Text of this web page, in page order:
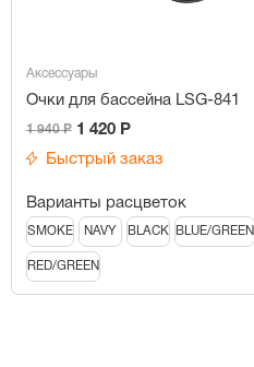
Аксессуары
Очки для бассейна LSG-841
1 940 Р 1 420 Р
Быстрый заказ
Варианты расцветок
SMOKE NAVY BLACK BLUE/GREEN
RED/GREEN